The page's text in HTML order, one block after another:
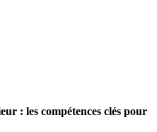
: les compétences clés pour